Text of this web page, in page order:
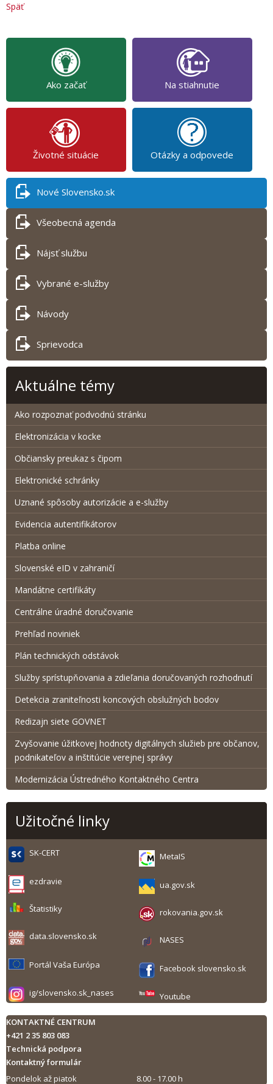
Späť
Ako začať Na stiahnutie
Životné situácie Otázky a odpovede
Nové Slovensko.sk
Všeobecná agenda
Nájsť službu
Vybrané e-služby
Návody
Sprievodca
Aktuálne témy
Ako rozpoznať podvodnú stránku
Elektronizácia v kocke
Občiansky preukaz s čipom
Elektronické schránky
Uznané spôsoby autorizácie a e-služby
Evidencia autentifikátorov
Platba online
Slovenské eID v zahraničí
Mandátne certifikáty
Centrálne úradné doručovanie
Prehľad noviniek
Plán technických odstávok
Služby sprístupňovania a zdieľania doručovaných rozhodnutí
Detekcia zraniteľnosti koncových obslužných bodov
Redizajn siete GOVNET
Zvyšovanie úžitkovej hodnoty digitálnych služieb pre občanov,
podnikateľov a inštitúcie verejnej správy
Modernizácia Ústredného Kontaktného Centra
Užitočné linky
SK-CERT MetaIS
ezdravie ua.gov.sk
Štatistiky rokovania.gov.sk
data.slovensko.sk NASES
Portál Vaša Európa Facebook slovensko.sk
ig/slovensko.sk_nases Youtube
KONTAKTNÉ CENTRUM
+421 2 35 803 083
Technická podpora
Kontaktný formulár
Pondelok až piatok
8.00 - 17.00 h